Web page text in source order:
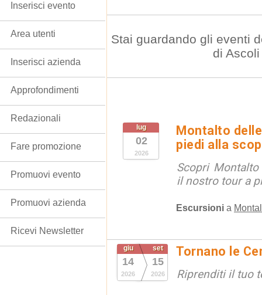
Stai guardando gli eventi
di
lug
02
2026
Montalto
piedi alla
Scopri
il nostro tour a
Escursioni a
giu
14
2026
set
15
2026
Tornano le
Riprenditi il tuo
Inserisci evento
Area utenti
Inserisci azienda
Approfondimenti
Redazionali
Fare promozione
Promuovi evento
Promuovi azienda
Ricevi Newsletter